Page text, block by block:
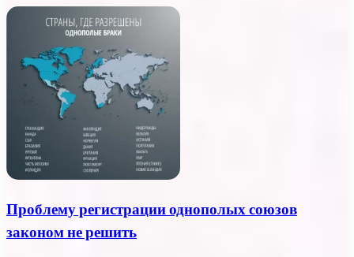
Проблему регистрации однополых союзов
законом не решить